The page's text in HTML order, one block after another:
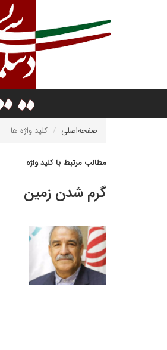
صفحه‌اصلی کلید واژه ها
مطالب مرتبط با کلید واژه
گرم شدن زمین